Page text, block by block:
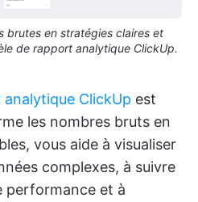
brutes en stratégies claires et
de rapport analytique ClickUp.
ClickUp est
les nombres bruts en
vous aide à visualiser
complexes, à suivre
performance et à